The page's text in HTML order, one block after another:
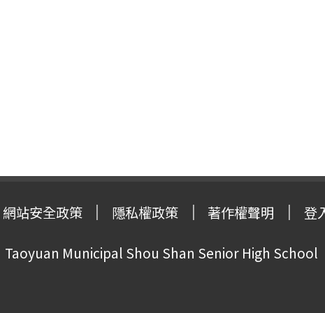
網站安全政策 隱私權政策 著作權聲明 登
Taoyuan Municipal Shou Shan Senior High School